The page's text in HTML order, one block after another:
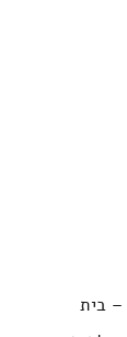
מאיר – בית